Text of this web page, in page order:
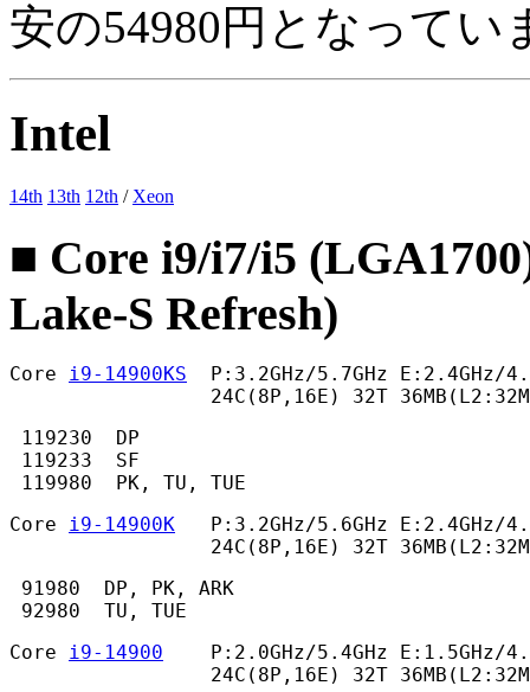
安の54980円となってい
Intel
14th 13th 12th / Xeon
■ Core i9/i7/i5
Lake-S Refresh)
Core i9-14900KS
P:3.2GHz/5.7GHz E:2.4GHz/
24C(8P,16E) 32T
119230  DP
119233  SF
119980  PK, TU, TUE
Core i9-14900K
P:3.2GHz/5.6GHz E:2.4GHz/
24C(8P,16E) 32T
91980  DP, PK, ARK
92980  TU, TUE
Core i9-14900
P:2.0GHz/5.4GHz E:1.5GHz/
24C(8P,16E) 32T